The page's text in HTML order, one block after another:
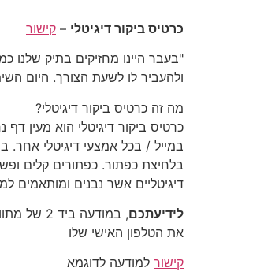
כרטיס ביקור דיגיטלי – קישור
"בעבר היינו מחזיקים בתיק שלנו
ולהעביר לו לשעת הצורך. היום
מה זה כרטיס ביקור דיגיטלי?
כרטיס ביקור דיגיטלי הוא מעין
במייל / בכל אמצעי דיגיטלי אחר.
דיגיטליים אשר נבנים ומותאמים
לידיעתכם
את הטלפון האישי שלו
קישור למודעה לדוגמא